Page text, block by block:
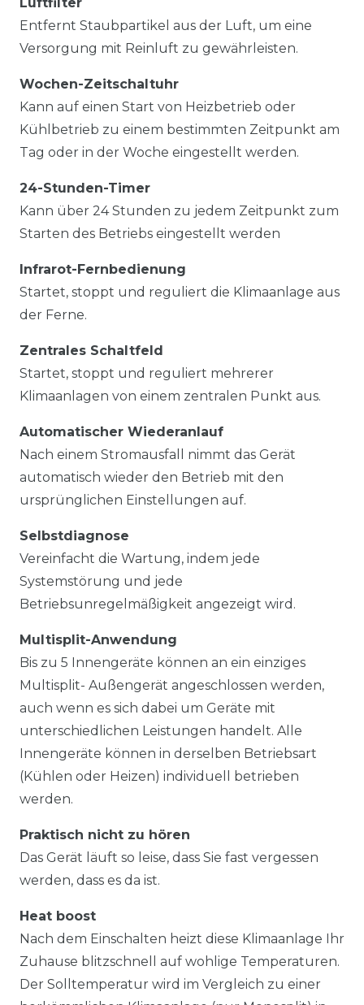
Entfernt Staubpartikel aus der Luft, um eine
Versorgung mit Reinluft zu gewährleisten.
Wochen-Zeitschaltuhr
Kann auf einen Start von Heizbetrieb oder
Kühlbetrieb zu einem bestimmten Zeitpunkt am
Tag oder in der Woche eingestellt werden.
24-Stunden-Timer
Kann über 24 Stunden zu jedem Zeitpunkt zum
Starten des Betriebs eingestellt werden
Infrarot-Fernbedienung
Startet, stoppt und reguliert die Klimaanlage aus
der Ferne.
Zentrales Schaltfeld
Startet, stoppt und reguliert mehrerer
Klimaanlagen von einem zentralen Punkt aus.
Automatischer Wiederanlauf
Nach einem Stromausfall nimmt das Gerät
automatisch wieder den Betrieb mit den
ursprünglichen Einstellungen auf.
Selbstdiagnose
Vereinfacht die Wartung, indem jede
Systemstörung und jede
Betriebsunregelmäßigkeit angezeigt wird.
Multisplit-Anwendung
Bis zu 5 Innengeräte können an ein einziges
Multisplit- Außengerät angeschlossen werden,
auch wenn es sich dabei um Geräte mit
unterschiedlichen Leistungen handelt. Alle
Innengeräte können in derselben Betriebsart
(Kühlen oder Heizen) individuell betrieben
werden.
Praktisch nicht zu hören
Das Gerät läuft so leise, dass Sie fast vergessen
werden, dass es da ist.
Heat boost
Nach dem Einschalten heizt diese Klimaanlage Ihr
Zuhause blitzschnell auf wohlige Temperaturen.
Der Solltemperatur wird im Vergleich zu einer